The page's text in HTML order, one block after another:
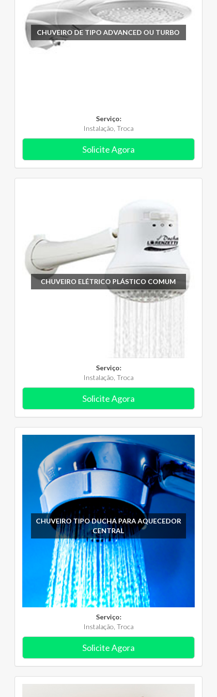
CHUVEIRO DE TIPO ADVANCED OU TURBO
Serviço:
Instalação, Troca
Solicite Agora
CHUVEIRO ELÉTRICO PLÁSTICO COMUM
Serviço:
Instalação, Troca
Solicite Agora
CHUVEIRO TIPO DUCHA PARA AQUECEDOR
CENTRAL
Serviço:
Instalação, Troca
Solicite Agora